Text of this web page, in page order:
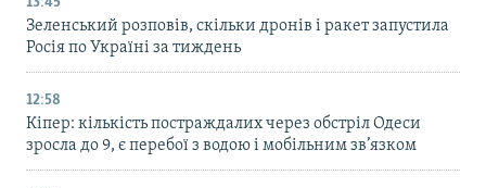
Зеленський розповів, скільки дронів і ракет запустила
Росія по Україні за тиждень
12:58
Кіпер: кількість постраждалих через обстріл Одеси
зросла до 9, є перебої з водою і мобільним зв’язком